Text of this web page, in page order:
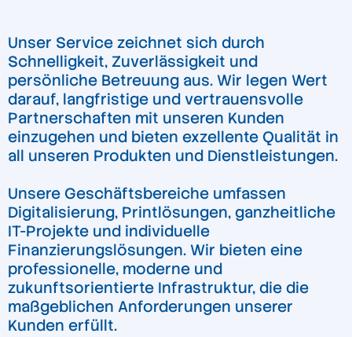
Unser Service zeichnet sich durch
Schnelligkeit, Zuverlässigkeit und
persönliche Betreuung aus. Wir legen Wert
darauf, langfristige und vertrauensvolle
Partnerschaften mit unseren Kunden
einzugehen und bieten exzellente Qualität in
all unseren Produkten und Dienstleistungen.
Unsere Geschäftsbereiche umfassen
Digitalisierung, Printlösungen, ganzheitliche
IT-Projekte und individuelle
Finanzierungslösungen. Wir bieten eine
professionelle, moderne und
zukunftsorientierte Infrastruktur, die die
maßgeblichen Anforderungen unserer
Kunden erfüllt.